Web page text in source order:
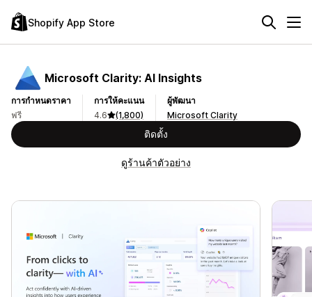
Shopify App Store
Microsoft Clarity: AI Insights
การกำหนดราคา
ฟรี
การให้คะแนน
4.6
(1,800)
ผู้พัฒนา
Microsoft Clarity
ติดตั้ง
ดูร้านค้าตัวอย่าง